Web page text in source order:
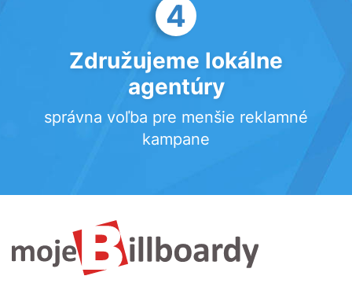
4
Združujeme lokálne
agentúry
správna voľba pre menšie reklamné
kampane